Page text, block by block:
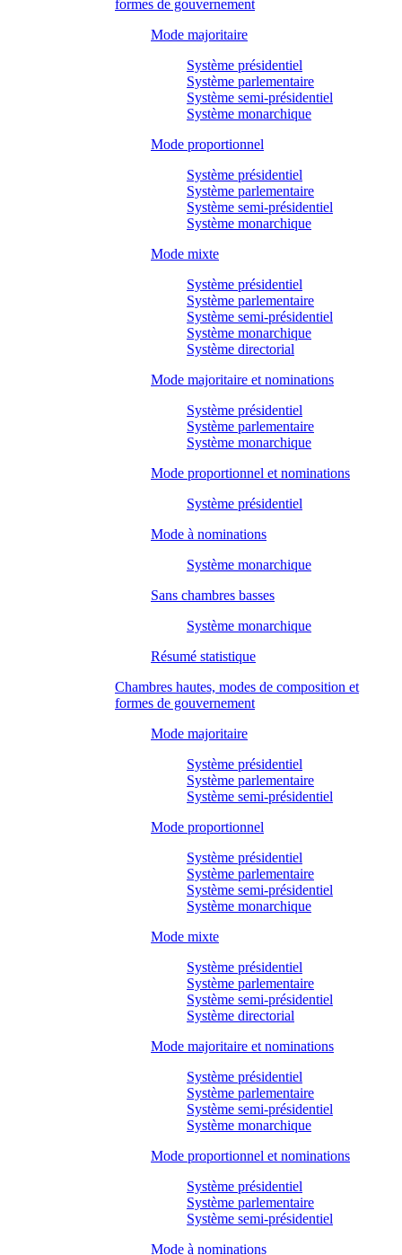
formes de gouvernement
Mode majoritaire
Système présidentiel
Système parlementaire
Système semi-présidentiel
Système monarchique
Mode proportionnel
Système présidentiel
Système parlementaire
Système semi-présidentiel
Système monarchique
Mode mixte
Système présidentiel
Système parlementaire
Système semi-présidentiel
Système monarchique
Système directorial
Mode majoritaire et nominations
Système présidentiel
Système parlementaire
Système monarchique
Mode proportionnel et nominations
Système présidentiel
Mode à nominations
Système monarchique
Sans chambres basses
Système monarchique
Résumé statistique
Chambres hautes, modes de composition et
formes de gouvernement
Mode majoritaire
Système présidentiel
Système parlementaire
Système semi-présidentiel
Mode proportionnel
Système présidentiel
Système parlementaire
Système semi-présidentiel
Système monarchique
Mode mixte
Système présidentiel
Système parlementaire
Système semi-présidentiel
Système directorial
Mode majoritaire et nominations
Système présidentiel
Système parlementaire
Système semi-présidentiel
Système monarchique
Mode proportionnel et nominations
Système présidentiel
Système parlementaire
Système semi-présidentiel
Mode à nominations